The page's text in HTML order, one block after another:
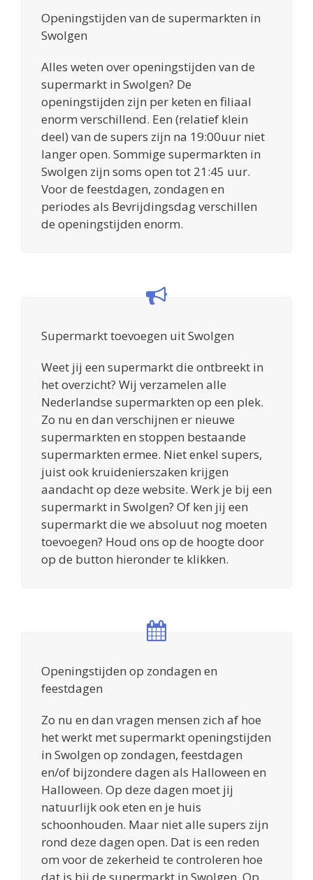
Openingstijden van de supermarkten in
Swolgen
Alles weten over openingstijden van de
supermarkt in Swolgen? De
openingstijden zijn per keten en filiaal
enorm verschillend. Een (relatief klein
deel) van de supers zijn na 19:00uur niet
langer open. Sommige supermarkten in
Swolgen zijn soms open tot 21:45 uur.
Voor de feestdagen, zondagen en
periodes als Bevrijdingsdag verschillen
de openingstijden enorm.
Supermarkt toevoegen uit Swolgen
Weet jij een supermarkt die ontbreekt in
het overzicht? Wij verzamelen alle
Nederlandse supermarkten op een plek.
Zo nu en dan verschijnen er nieuwe
supermarkten en stoppen bestaande
supermarkten ermee. Niet enkel supers,
juist ook kruidenierszaken krijgen
aandacht op deze website. Werk je bij een
supermarkt in Swolgen? Of ken jij een
supermarkt die we absoluut nog moeten
toevoegen? Houd ons op de hoogte door
op de button hieronder te klikken.
Openingstijden op zondagen en
feestdagen
Zo nu en dan vragen mensen zich af hoe
het werkt met supermarkt openingstijden
in Swolgen op zondagen, feestdagen
en/of bijzondere dagen als Halloween en
Halloween. Op deze dagen moet jij
natuurlijk ook eten en je huis
schoonhouden. Maar niet alle supers zijn
rond deze dagen open. Dat is een reden
om voor de zekerheid te controleren hoe